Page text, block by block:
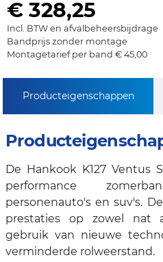
€ 328,25
Incl. BTW en afvalbeheersbijdrage
Bandprijs zonder montage
Montagetarief per band € 45,00
Producteigenschappen
De Hankook K127 Ventus
performance
personenauto's en suv's.
prestaties op zowel nat
gebruik van nieuwe
verminderde rolweerstand.